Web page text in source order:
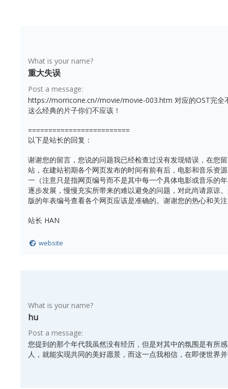
What is your name?
重大失误
Post a message:
https://morricone.cn//movie/movie-003.htm 对应的OST完
这么经典的片子你们不应该！
=========================
以下是站长的回复：
谢谢您的留言，您说的问题我已经检查过没有发现错误，在您
站，在建站初期各个网页发布的时间有前有后，电影和音乐资
一（注意只是指网页编号而不是其中每一个具体电影或音乐的
逐步发展，慢慢充实所带来的难以避免的问题，对此尚请原谅
版的年表编号查看各个网页应该是准确的。谢谢您的热心和关注
站长 HAN
website
What is your name?
hu
Post a message:
您提到的那个年代我虽然没有经历，但是对其中的氛围是有所
人，就能实现共同的美好愿景，而这一点我相信，在即便世界